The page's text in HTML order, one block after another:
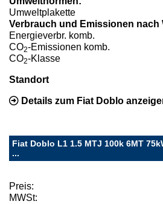
Umweltplakette
Verbrauch und Emissionen nach
Energieverbr. komb.
CO2-Emissionen komb.
CO2-Klasse
Standort
Details zum Fiat Doblo
Fiat Doblo L1 1.5 MTJ 100k 6MT
...
Preis:
MWSt: